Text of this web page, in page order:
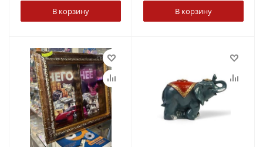
В корзину В корзину